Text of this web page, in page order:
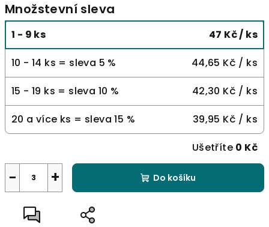
Množstevní sleva
1 - 9 ks 47 Kč/ ks
10 - 14 ks = sleva 5 % 44,65 Kč / ks
15 - 19 ks = sleva 10 % 42,30 Kč / ks
20 a více ks = sleva 15 % 39,95 Kč / ks
Ušetříte 0 Kč
+
− Do košíku